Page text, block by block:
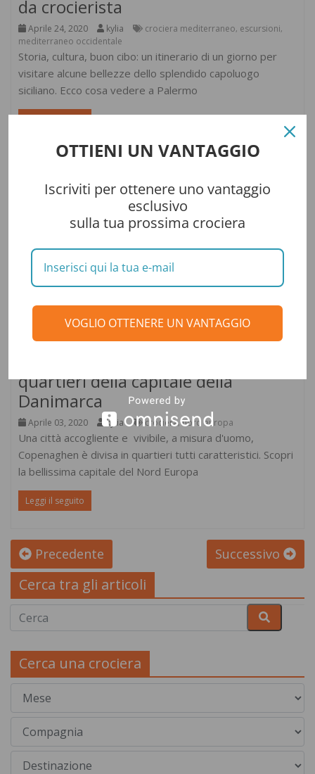
da crocierista
Aprile 24, 2020 kylia crociera mediterraneo, escursioni,
mediterraneo occidentale
Storia, cultura, buon cibo: un itinerario di un giorno per
visitare alcune bellezze dello splendido capoluogo
siciliano. Ecco cosa vedere a Palermo
Destinazioni
quartieri della capitale della
Danimarca
Aprile 03, 2020 kylia crociera,nord europa
Una città accogliente e vivibile, a misura d'uomo,
Copenaghen è divisa in quartieri tutti caratteristici. Scopri
la bellissima capitale del Nord Europa
Leggi il seguito
Precedente Successivo
Cerca tra gli articoli
Cerca una crociera
OTTIENI UN VANTAGGIO
Iscriviti per ottenere uno vantaggio
esclusivo
sulla tua prossima crociera
VOGLIO OTTENERE UN VANTAGGIO